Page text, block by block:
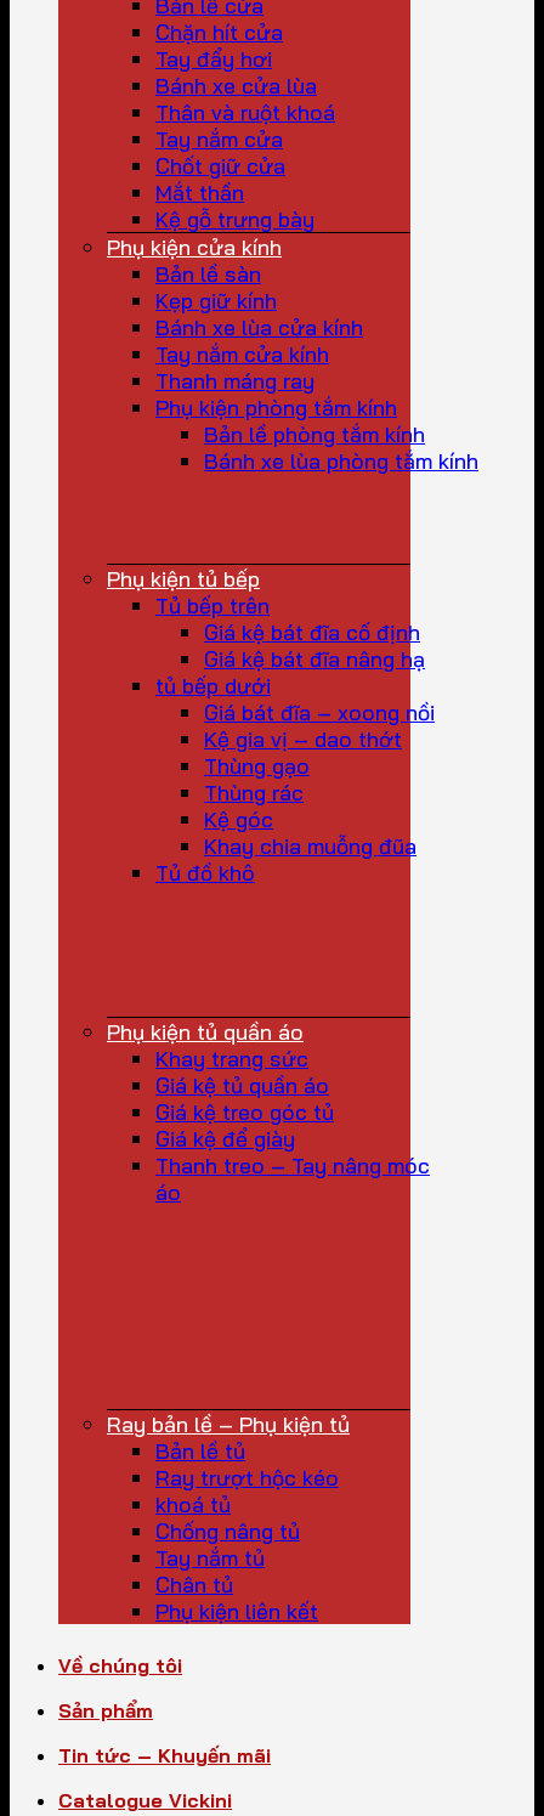
Chặn hít cửa
Tay đẩy hơi
Bánh xe cửa lùa
Thân và ruột khoá
Tay nắm cửa
Chốt giữ cửa
Mắt thần
Kệ gỗ trưng bày
Phụ kiện cửa kính
Bản lề sàn
Kẹp giữ kính
Bánh xe lùa cửa kính
Tay nắm cửa kính
Thanh máng ray
Phụ kiện phòng tắm kính
Bản lề phòng tắm kính
Bánh xe lùa phòng tắm kính
Phụ kiện tủ bếp
Tủ bếp trên
Giá kệ bát đĩa cố định
Giá kệ bát đĩa nâng hạ
tủ bếp dưới
Giá bát đĩa – xoong nồi
Kệ gia vị – dao thớt
Thùng gạo
Thùng rác
Kệ góc
Khay chia muỗng đũa
Tủ đồ khô
Phụ kiện tủ quần áo
Khay trang sức
Giá kệ tủ quần áo
Giá kệ treo góc tủ
Giá kệ để giày
Thanh treo – Tay nâng móc
áo
Ray bản lề – Phụ kiện tủ
Bản lề tủ
Ray trượt hộc kéo
khoá tủ
Chống nâng tủ
Tay nắm tủ
Chân tủ
Phụ kiện liên kết
Về chúng tôi
Sản phẩm
Tin tức – Khuyến mãi
Catalogue Vickini